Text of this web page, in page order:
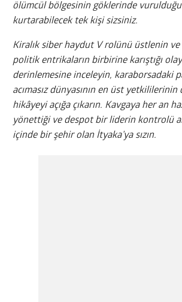
ölümcül bölgesinin göklerinde
kurtarabilecek tek kişi sizsiniz.
Kiralık siber haydut V rolünü üstlenin ve
politik entrikaların birbirine karıştığı
derinlemesine inceleyin, karaborsadaki
acımasız dünyasının en üst
hikâyeyi açığa çıkarın. Kavgaya her an
yönettiği ve despot bir liderin kontrolü
içinde bir şehir olan İtyaka’ya sızın.